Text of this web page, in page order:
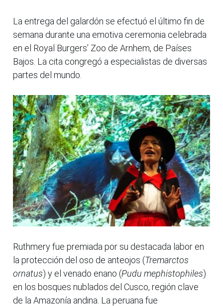
La entrega del galardón se efectuó el último fin de
semana durante una emotiva ceremonia celebrada
en el Royal Burgers’ Zoo de Arnhem, de Países
Bajos. La cita congregó a especialistas de diversas
partes del mundo.
Ruthmery fue premiada por su destacada labor en
la protección del oso de anteojos (Tremarctos
ornatus) y el venado enano (Pudu mephistophiles)
en los bosques nublados del Cusco, región clave
de la Amazonía andina. La peruana fue